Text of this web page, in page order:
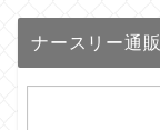
ナースリー通販